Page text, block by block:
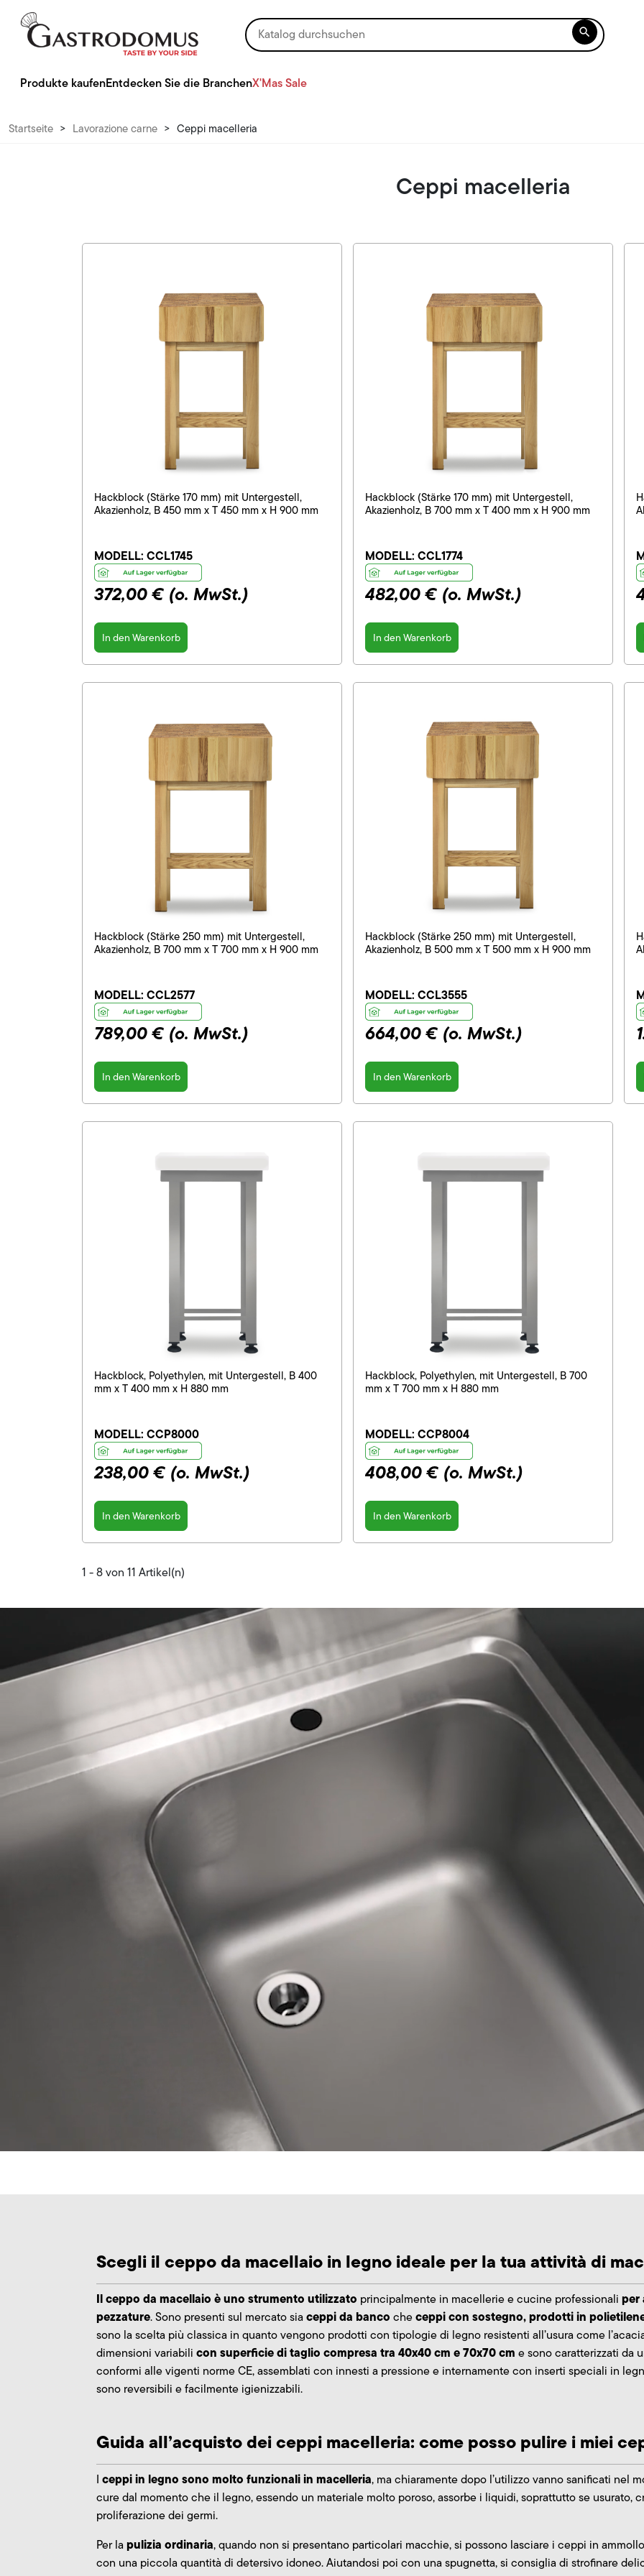

Produkte kaufenEntdecken Sie die BranchenX'Mas Sale
Startseite > Lavorazione carne > Ceppi macelleria
Ceppi macelleria
Hackblock (Stärke 170 mm) mit Untergestell,
Akazienholz, B 450 mm x T 450 mm x H 900 mm
MODELL: CCL1745
372,00 € (o. MwSt.)
In den Warenkorb
Hackblock (Stärke 170 mm) mit Untergestell,
Akazienholz, B 700 mm x T 400 mm x H 900 mm
MODELL: CCL1774
482,00 € (o. MwSt.)
In den Warenkorb
Hackblock (Stärke 250 mm) mit Untergestell,
Akazienholz, B 700 mm x T 700 mm x H 900 mm
MODELL: CCL2577
789,00 € (o. MwSt.)
In den Warenkorb
Hackblock (Stärke 250 mm) mit Untergestell,
Akazienholz, B 500 mm x T 500 mm x H 900 mm
MODELL: CCL3555
664,00 € (o. MwSt.)
In den Warenkorb
Hackblock, Polyethylen, mit Untergestell, B 400
mm x T 400 mm x H 880 mm
MODELL: CCP8000
238,00 € (o. MwSt.)
In den Warenkorb
Hackblock, Polyethylen, mit Untergestell, B 700
mm x T 700 mm x H 880 mm
MODELL: CCP8004
408,00 € (o. MwSt.)
In den Warenkorb
1 - 8 von 11 Artikel(n)
Scegli il ceppo da macellaio in legno ideale per la tua attività di
Il ceppo da macellaio è uno strumento utilizzato principalmente in macellerie e cucine professionali per
pezzature. Sono presenti sul mercato sia ceppi da banco checeppi con sostegno, prodotti in
sono la scelta più classica in quanto vengono prodotti con tipologie di legno resistenti all’usura come
dimensioni variabili con superficie di taglio compresa tra 40x40 cm e 70x70 cm e sono caratterizzati da
conformi alle vigenti norme CE, assemblati con innesti a pressione e internamente con inserti speciali in
sono reversibili e facilmente igienizzabili.
Guida all’acquisto dei ceppi macelleria: come posso pulire i miei
I ceppi in legno sono molto funzionali in macelleria, ma chiaramente dopo l’utilizzo vanno sanificati nel
cure dal momento che il legno, essendo un materiale molto poroso, assorbe i liquidi, soprattutto se usurato,
proliferazione dei germi.
Per la pulizia ordinaria, quando non si presentano particolari macchie, si possono lasciare i ceppi in
con una piccola quantità di detersivo idoneo. Aiutandosi poi con una spugnetta, si consiglia di strofinare